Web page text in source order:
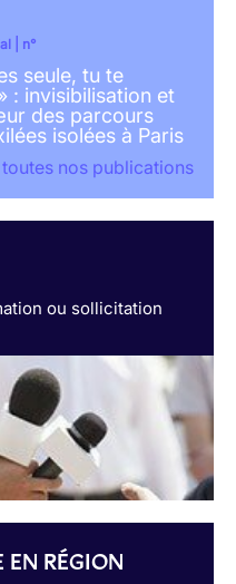
| n°
seule, tu te
: invisibilisation et
des parcours
isolées à Paris
nos publications
ou sollicitation
EN RÉGION